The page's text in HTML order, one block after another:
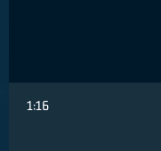
1:16